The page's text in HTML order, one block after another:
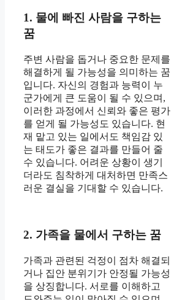
1. 물에 빠진 사람을 구하는
꿈
주변 사람을 돕거나 중요한 문제를
해결하게 될 가능성을 의미하는 꿈
입니다. 자신의 경험과 능력이 누
군가에게 큰 도움이 될 수 있으며,
이러한 과정에서 신뢰와 좋은 평가
를 얻게 될 가능성도 있습니다. 현
재 맡고 있는 일에서도 책임감 있
는 태도가 좋은 결과를 만들어 줄
수 있습니다. 어려운 상황이 생기
더라도 침착하게 대처하면 만족스
러운 결실을 기대할 수 있습니다.
2. 가족을 물에서 구하는 꿈
가족과 관련된 걱정이 점차 해결되
거나 집안 분위기가 안정될 가능성
을 상징합니다. 서로를 이해하고